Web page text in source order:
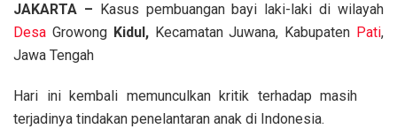
ce
b
o
tt
er
ail at
p
py
k
ar
JAKARTA – Kasus pembuangan bayi laki-laki di wilayah
Desa Growong Kidul,Kecamatan Juwana, Kabupaten Pati,
Jawa Tengah
Hari ini kembali memunculkan kritik terhadap masih
terjadinya tindakan penelantaran anak di Indonesia.